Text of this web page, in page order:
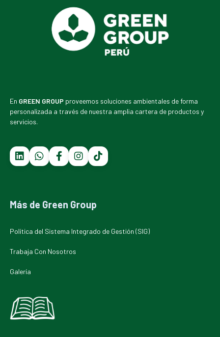
En GREEN GROUP proveemos soluciones ambientales de forma
personalizada a través de nuestra amplia cartera de productos y
servicios.
Más de Green Group
Política del Sistema Integrado de Gestión (SIG)
Trabaja Con Nosotros
Galería